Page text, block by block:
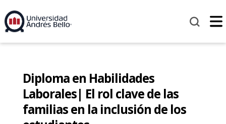
Diploma en Habilidades
Laborales| El rol clave de las
familias en la inclusión de los